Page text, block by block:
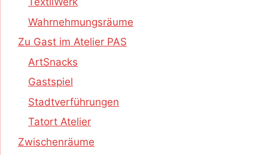
Wahrnehmungsräume
Zu Gast im Atelier PAS
ArtSnacks
Gastspiel
Stadtverführungen
Tatort Atelier
Zwischenräume